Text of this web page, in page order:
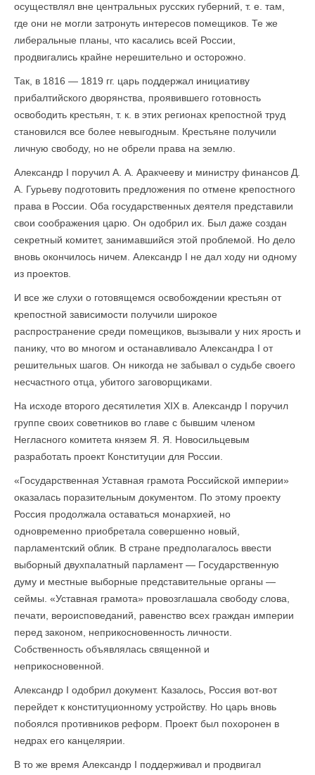
осуществлял вне центральных русских губерний, т. е. там,
где они не могли затронуть интересов помещиков. Те же
либеральные планы, что касались всей России,
продвигались крайне нерешительно и осторожно.
Так, в 1816 — 1819 гг. царь поддержал инициативу
прибалтийского дворянства, проявившего готовность
освободить крестьян, т. к. в этих регионах крепостной труд
становился все более невыгодным. Крестьяне получили
личную свободу, но не обрели права на землю.
Александр I поручил А. А. Аракчееву и министру финансов Д.
А. Гурьеву подготовить предложения по отмене крепостного
права в России. Оба государственных деятеля представили
свои соображения царю. Он одобрил их. Был даже создан
секретный комитет, занимавшийся этой проблемой. Но дело
вновь окончилось ничем. Александр I не дал ходу ни одному
из проектов.
И все же слухи о готовящемся освобождении крестьян от
крепостной зависимости получили широкое
распространение среди помещиков, вызывали у них ярость и
панику, что во многом и останавливало Александра I от
решительных шагов. Он никогда не забывал о судьбе своего
несчастного отца, убитого заговорщиками.
На исходе второго десятилетия XIX в. Александр I поручил
группе своих советников во главе с бывшим членом
Негласного комитета князем Я. Я. Новосильцевым
разработать проект Конституции для России.
«Государственная Уставная грамота Российской империи»
оказалась поразительным документом. По этому проекту
Россия продолжала оставаться монархией, но
одновременно приобретала совершенно новый,
парламентский облик. В стране предполагалось ввести
выборный двухпалатный парламент — Государственную
думу и местные выборные представительные органы —
сеймы. «Уставная грамота» провозглашала свободу слова,
печати, вероисповеданий, равенство всех граждан империи
перед законом, неприкосновенность личности.
Собственность объявлялась священной и
неприкосновенной.
Александр I одобрил документ. Казалось, Россия вот-вот
перейдет к конституционному устройству. Но царь вновь
побоялся противников реформ. Проект был похоронен в
недрах его канцелярии.
В то же время Александр I поддерживал и продвигал